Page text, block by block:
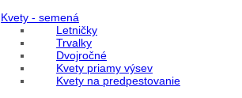
Kvety - semená
Letničky
Trvalky
Dvojročné
Kvety priamy výsev
Kvety na predpestovanie